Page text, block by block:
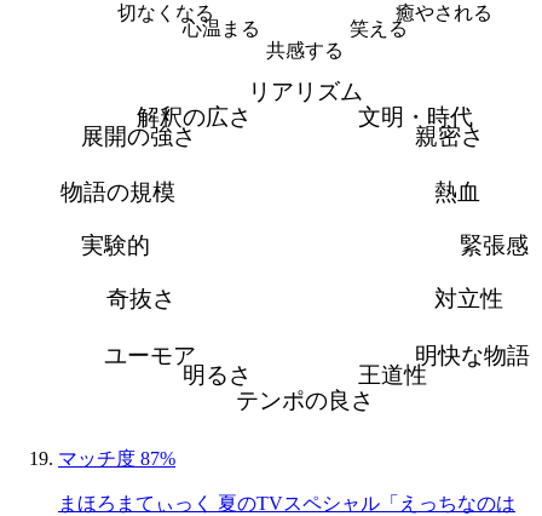
癒やされる
笑える
共感する
心温まる
切なくなる
リアリズム
文明・時代
親密さ
熱血
緊張感
対立性
明快な物語
王道性
テンポの良さ
明るさ
ユーモア
奇抜さ
実験的
物語の規模
展開の強さ
解釈の広さ
マッチ度 87%
まほろまてぃっく 夏のTVスペシャル「えっちなのは